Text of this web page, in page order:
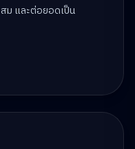
ม และต่อยอดเป็น